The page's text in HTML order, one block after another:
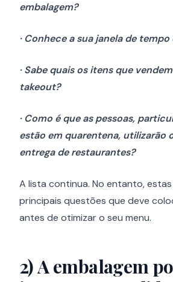
embalagem?
· Conhece a sua janela de
· Sabe quais os itens que
takeout?
· Como é que as pessoas,
estão em quarentena, utilizarão
entrega de restaurantes?
A lista continua. No entanto,
principais questões que deve
antes de otimizar o seu menu.
2)A embalagem